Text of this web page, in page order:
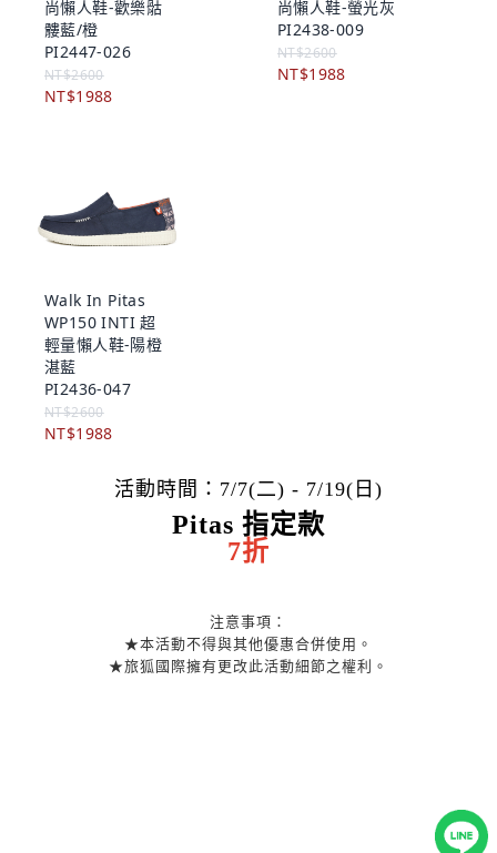
尚懶人鞋-歡樂骷
髏藍/橙
PI2447-026
NT$2600
NT$1988
尚懶人鞋-螢光灰
PI2438-009
NT$2600
NT$1988
Walk In Pitas
WP150 INTI 超
輕量懶人鞋-陽橙
湛藍
PI2436-047
NT$2600
NT$1988
活動時間：7/7(二) - 7/19(日)
Pitas 指定款
7折
注意事項：
★本活動不得與其他優惠合併使用。
★旅狐國際擁有更改此活動細節之權利。